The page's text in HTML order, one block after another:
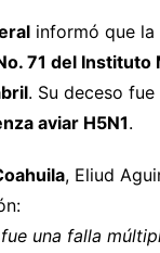
informó que la
71 del Instituto
. Su deceso
aviar H5N1.
, Eliud
una falla